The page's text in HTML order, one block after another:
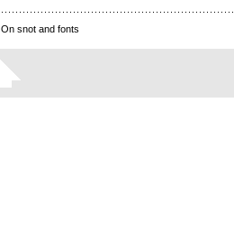
On snot and fonts